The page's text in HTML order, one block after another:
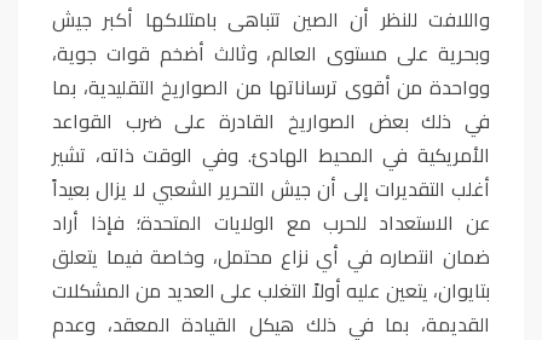
واللافت للنظر أن الصين تتباهى بامتلاكها أكبر جيش
وبحرية على مستوى العالم، وثالث أضخم قوات جوية،
وواحدة من أقوى ترساناتها من الصواريخ التقليدية، بما
في ذلك بعض الصواريخ القادرة على ضرب القواعد
الأمريكية في المحيط الهادئ. وفي الوقت ذاته، تشير
أغلب التقديرات إلى أن جيش التحرير الشعبي لا يزال بعيداً
عن الاستعداد للحرب مع الولايات المتحدة؛ فإذا أراد
ضمان انتصاره في أي نزاع محتمل، وخاصة فيما يتعلق
بتايوان، يتعين عليه أولاً التغلب على العديد من المشكلات
القديمة، بما في ذلك هيكل القيادة المعقد، وعدم